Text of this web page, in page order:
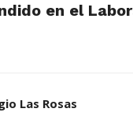
en el
Las Rosas